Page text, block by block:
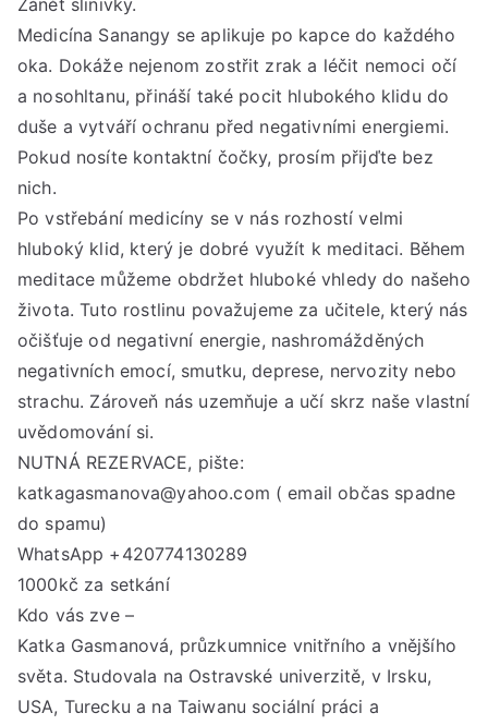
Zánět slinivky.
Medicína Sanangy se aplikuje po kapce do každého
oka. Dokáže nejenom zostřit zrak a léčit nemoci očí
a nosohltanu, přináší také pocit hlubokého klidu do
duše a vytváří ochranu před negativními energiemi.
Pokud nosíte kontaktní čočky, prosím přijďte bez
nich.
Po vstřebání medicíny se v nás rozhostí velmi
hluboký klid, který je dobré využít k meditaci. Během
meditace můžeme obdržet hluboké vhledy do našeho
života. Tuto rostlinu považujeme za učitele, který nás
očišťuje od negativní energie, nashromážděných
negativních emocí, smutku, deprese, nervozity nebo
strachu. Zároveň nás uzemňuje a učí skrz naše vlastní
uvědomování si.
NUTNÁ REZERVACE, pište:
katkagasmanova@yahoo.com ( email občas spadne
do spamu)
WhatsApp +420774130289
1000kč za setkání
Kdo vás zve –
Katka Gasmanová, průzkumnice vnitřního a vnějšího
světa. Studovala na Ostravské univerzitě, v Irsku,
USA, Turecku a na Taiwanu sociální práci a